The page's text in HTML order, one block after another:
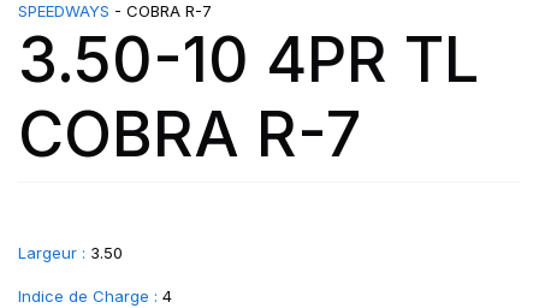
SPEEDWAYS - COBRA R-7
3.50-10 4PR TL
COBRA R-7
Largeur : 3.50
Indice de Charge : 4